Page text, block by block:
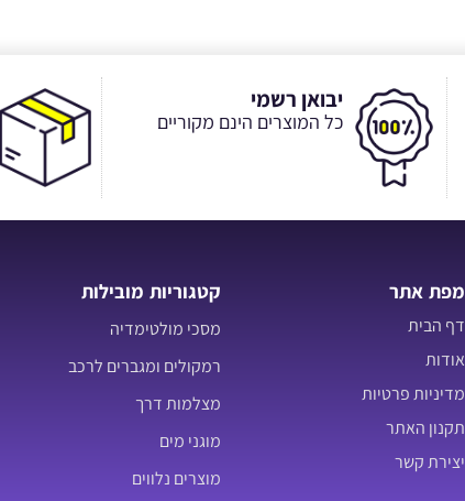
יבואן רשמי
כל המוצרים הינם מקוריים
מפת אתר
דף הבית
אודות
מדיניות פרטיות
תקנון האתר
יצירת קשר
קטגוריות מובילות
מסכי מולטימדיה
רמקולים ומגברים לרכב
מצלמות דרך
מוגני מים
מוצרים נלווים